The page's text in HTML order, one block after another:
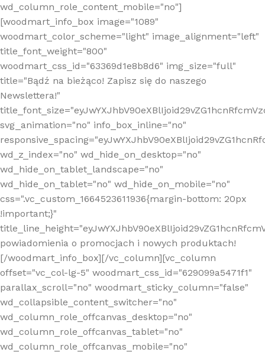
wd_column_role_content_mobile="no"]
[woodmart_info_box image="1089"
woodmart_color_scheme="light" image_alignment="left"
title_font_weight="800"
woodmart_css_id="63369d1e8b8d6" img_size="full"
title="Bądź na bieżąco! Zapisz się do naszego
Newslettera!"
svg_animation="no" info_box_inline="no"
wd_z_index="no" wd_hide_on_desktop="no"
wd_hide_on_tablet_landscape="no"
wd_hide_on_tablet="no" wd_hide_on_mobile="no"
css=".vc_custom_1664523611936{margin-bottom: 20px
!important;}"
powiadomienia o promocjach i nowych produktach!
[/woodmart_info_box][/vc_column][vc_column
offset="vc_col-lg-5" woodmart_css_id="629099a5471f1"
parallax_scroll="no" woodmart_sticky_column="false"
wd_collapsible_content_switcher="no"
wd_column_role_offcanvas_desktop="no"
wd_column_role_offcanvas_tablet="no"
wd_column_role_offcanvas_mobile="no"